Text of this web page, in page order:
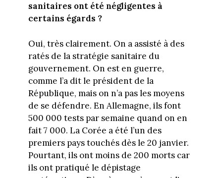
sanitaires ont été négligentes à
certains égards ?
Oui, très clairement. On a assisté à des
ratés de la stratégie sanitaire du
gouvernement. On est en guerre,
comme l’a dit le président de la
République, mais on n’a pas les moyens
de se défendre. En Allemagne, ils font
500 000 tests par semaine quand on en
fait 7 000. La Corée a été l’un des
premiers pays touchés dès le 20 janvier.
Pourtant, ils ont moins de 200 morts car
ils ont pratiqué le dépistage